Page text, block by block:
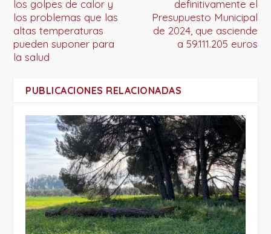
los golpes de calor y
los problemas que las
altas temperaturas
pueden suponer para
la salud
definitivamente el
Presupuesto Municipal
de 2024, que asciende
a 59.111.205 euros
PUBLICACIONES RELACIONADAS